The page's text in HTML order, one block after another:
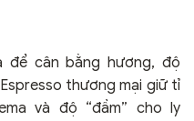
để cân bằng hương, độ
thương mại giữ tỉ
và độ “đầm” cho ly